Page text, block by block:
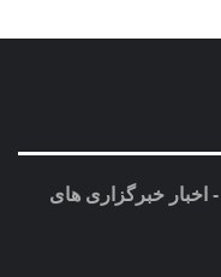
اخبار خبرگزاری های